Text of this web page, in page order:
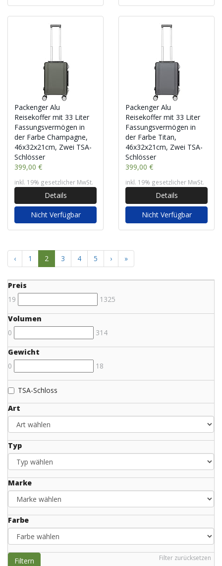
Packenger Alu
Reisekoffer mit 33 Liter
Fassungsvermögen in
der Farbe Champagne,
46x32x21cm, Zwei TSA-
Schlösser
399,00 €
inkl. 19% gesetzlicher MwSt.
Details
Nicht Verfügbar
Packenger Alu
Reisekoffer mit 33 Liter
Fassungsvermögen in
der Farbe Titan,
46x32x21cm, Zwei TSA-
Schlösser
399,00 €
inkl. 19% gesetzlicher MwSt.
Details
Nicht Verfügbar
‹ 1 2 3 4 5 › »
Preis
19
1325
Volumen
0
314
Gewicht
0
18
TSA-Schloss
Art
Typ
Marke
Farbe
Filter zurücksetzen
Filtern